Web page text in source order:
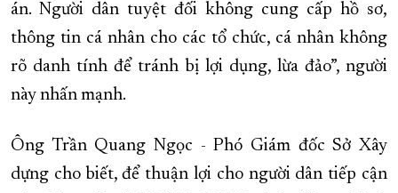
án. Người dân tuyệt đối không cung cấp hồ sơ,
thông tin cá nhân cho các tổ chức, cá nhân không
rõ danh tính để tránh bị lợi dụng, lừa đảo”, người
này nhấn mạnh.
Ông Trần Quang Ngọc - Phó Giám đốc Sở Xây
dựng cho biết, để thuận lợi cho người dân tiếp cận